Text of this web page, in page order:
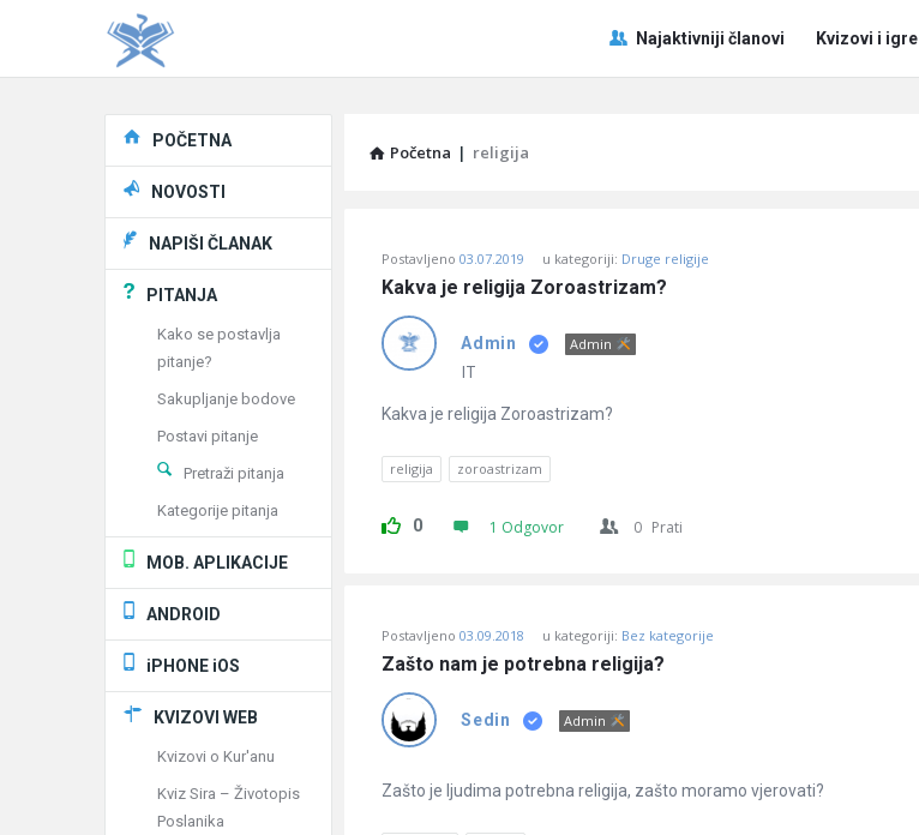
Pitaj
Učene
Najaktivniji članovi Kvizovi i igre
Početna | religija
Učene
Latest
Pitanja
Postavljeno 03.07.2019 u kategoriji: Druge religije
Kakva je religija Zoroastrizam?
Admin Admin
IT
Kakva je religija Zoroastrizam?
religija zoroastrizam
0 1 Odgovor 0 Prati
Postavljeno 03.09.2018 u kategoriji: Bez kategorije
Zašto nam je potrebna religija?
Sedin Admin
Zašto je ljudima potrebna religija, zašto moramo vjerovati?
Explore
POČETNA
NOVOSTI
NAPIŠI ČLANAK
PITANJA
Kako se postavlja
pitanje?
Sakupljanje bodove
Postavi pitanje
Pretraži pitanja
Kategorije pitanja
MOB. APLIKACIJE
ANDROID
iPHONE iOS
KVIZOVI WEB
Kvizovi o Kur'anu
Kviz Sira – Životopis
Poslanika